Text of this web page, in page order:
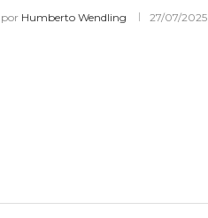
por Humberto Wendling 27/07/2025